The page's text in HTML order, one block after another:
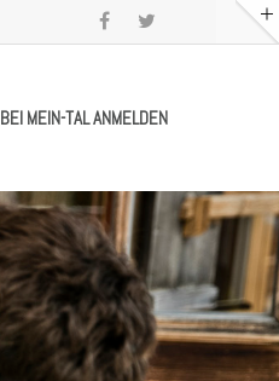
BEI MEIN-TAL ANMELDEN